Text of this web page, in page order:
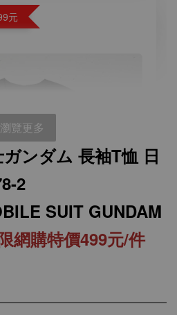
元
瀏覽更多
ンダム 長袖T恤 日
2
SUIT GUNDAM
網購特價499元/件